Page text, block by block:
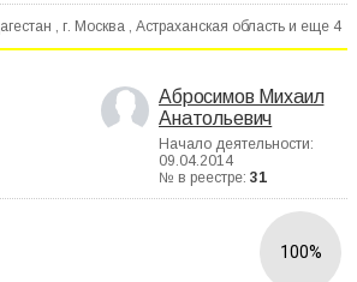
, г. Москва , Астраханская область и еще 4
Абросимов Михаил
Анатольевич
Начало деятельности:
09.04.2014
№ в реестре: 31
100%